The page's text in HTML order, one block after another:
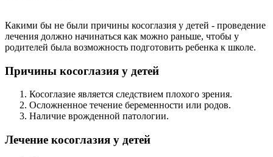
Какими бы не были причины косоглазия у детей - проведение
лечения должно начинаться как можно раньше, чтобы у
родителей была возможность подготовить ребенка к школе.
Причины косоглазия у детей
Косоглазие является следствием плохого зрения.
Осложненное течение беременности или родов.
Наличие врожденной патологии.
Лечение косоглазия у детей